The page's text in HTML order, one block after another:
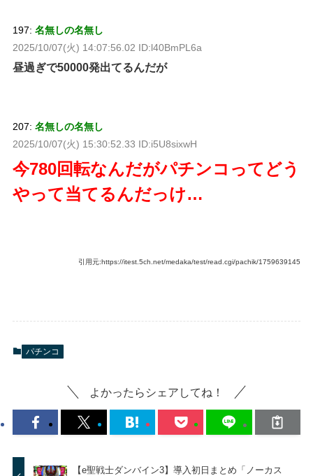
197: 名無しの名無し
2025/10/07(火) 14:07:56.02 ID:l40BmPL6a
昼過ぎで50000発出てるんだが
207: 名無しの名無し
2025/10/07(火) 15:30:52.33 ID:i5U8sixwH
今780回転なんだがパチンコってどう
やって当てるんだっけ…
引用元:https://itest.5ch.net/medaka/test/read.cgi/pachik/1759639145
パチンコ
よかったらシェアしてね！
【e聖戦士ダンバイン3】導入初日まとめ「ノーカス